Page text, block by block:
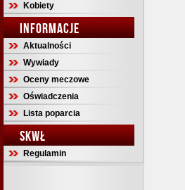
Kobiety
INFORMACJE
Aktualności
Wywiady
Oceny meczowe
Oświadczenia
Lista poparcia
SKWŁ
Regulamin